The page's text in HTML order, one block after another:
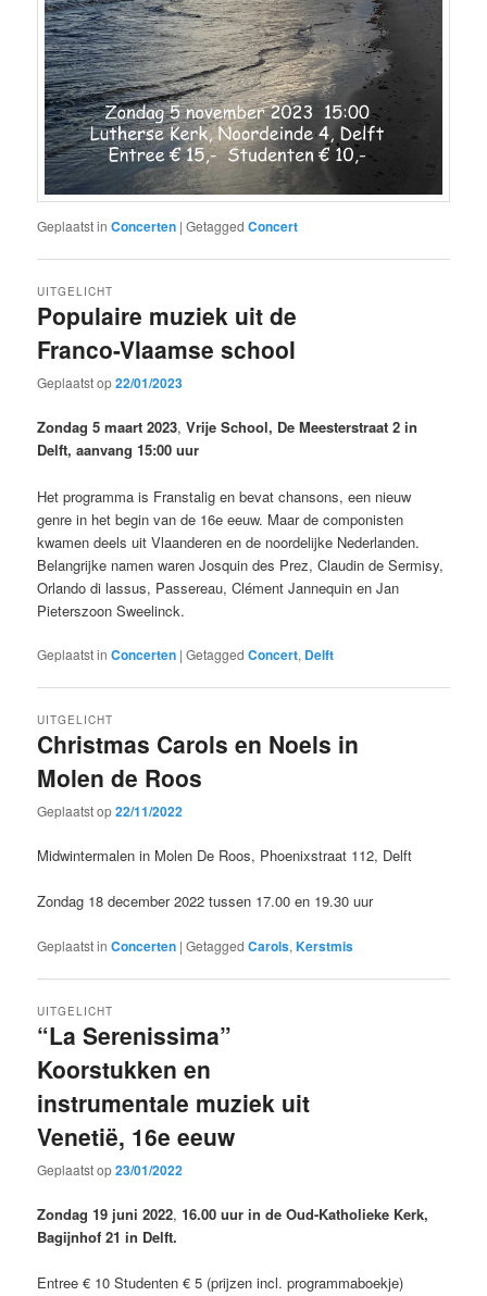
Geplaatst in Concerten |Getagged Concert
Populaire muziek uit de
Franco-Vlaamse school
UITGELICHT
Geplaatst op22/01/2023
Zondag 5 maart 2023,Vrije School, De Meesterstraat 2 in
Delft, aanvang 15:00 uur
Het programma is Franstalig en bevat chansons, een nieuw
genre in het begin van de 16e eeuw. Maar de componisten
kwamen deels uit Vlaanderen en de noordelijke Nederlanden.
Belangrijke namen waren Josquin des Prez, Claudin de Sermisy,
Orlando di lassus, Passereau, Clément Jannequin en Jan
Pieterszoon Sweelinck.
Geplaatst in Concerten |Getagged Concert, Delft
Christmas Carols en Noels in
Molen de Roos
UITGELICHT
Geplaatst op22/11/2022
Midwintermalen in Molen De Roos, Phoenixstraat 112, Delft
Zondag 18 december 2022 tussen 17.00 en 19.30 uur
Geplaatst in Concerten |Getagged Carols,Kerstmis
“La Serenissima”
Koorstukken en
instrumentale muziek uit
Venetië, 16e eeuw
UITGELICHT
Geplaatst op23/01/2022
Zondag 19 juni 2022,16.00 uur in de Oud-Katholieke Kerk,
Bagijnhof 21 in Delft.
Entree € 10 Studenten € 5 (prijzen incl. programmaboekje)